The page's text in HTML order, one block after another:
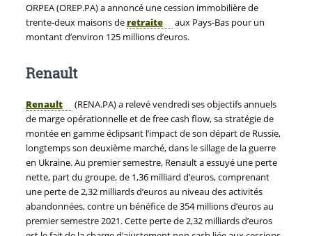
ORPEA (OREP.PA) a annoncé une cession immobilière de
trente-deux maisons deretraite
aux Pays-Bas pour un
montant d’environ 125 millions d’euros.
Renault
Renault
(RENA.PA) a relevé vendredi ses objectifs annuels
de marge opérationnelle et de free cash flow, sa stratégie de
montée en gamme éclipsant l’impact de son départ de Russie,
longtemps son deuxième marché, dans le sillage de la guerre
en Ukraine. Au premier semestre, Renault a essuyé une perte
nette, part du groupe, de 1,36 milliard d’euros, comprenant
une perte de 2,32 milliards d’euros au niveau des activités
abandonnées, contre un bénéfice de 354 millions d’euros au
premier semestre 2021. Cette perte de 2,32 milliards d’euros